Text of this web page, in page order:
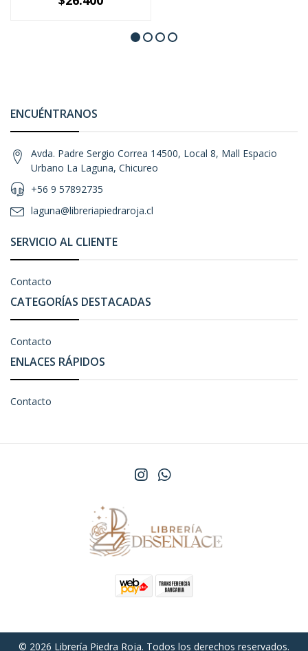
ENCUÉNTRANOS
Avda. Padre Sergio Correa 14500, Local 8, Mall Espacio
Urbano La Laguna, Chicureo
+56 9 57892735
laguna@libreriapiedraroja.cl
SERVICIO AL CLIENTE
Contacto
CATEGORÍAS DESTACADAS
Contacto
ENLACES RÁPIDOS
Contacto
© 2026 Librería Piedra Roja. Todos los derechos reservados.